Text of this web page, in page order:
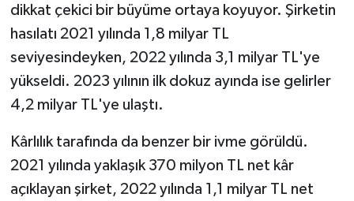
dikkat çekici bir büyüme ortaya koyuyor. Şirketin
hasılatı 2021 yılında 1,8 milyar TL
seviyesindeyken, 2022 yılında 3,1 milyar TL'ye
yükseldi. 2023 yılının ilk dokuz ayında ise gelirler
4,2 milyar TL'ye ulaştı.
Kârlılık tarafında da benzer bir ivme görüldü.
2021 yılında yaklaşık 370 milyon TL net kâr
açıklayan şirket, 2022 yılında 1,1 milyar TL net